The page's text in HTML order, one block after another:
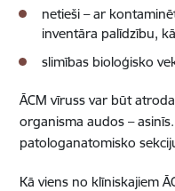
netieši – ar
inventāra palīdzību,
slimības bioloģisko
ĀCM vīruss var būt
organisma audos –
patologanatomisko
Kā viens no klīniskajiem